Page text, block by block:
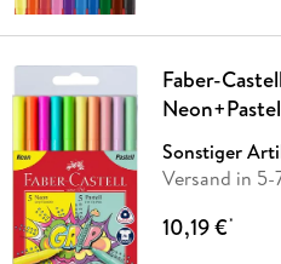
Faber-
Sonstiger
Versand in 5-
10,19 €*